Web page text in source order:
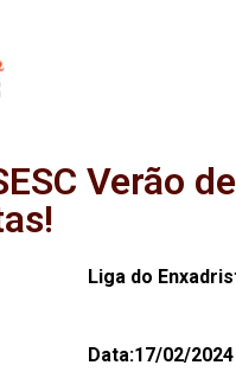
Verão
Liga do
Data:17/02/